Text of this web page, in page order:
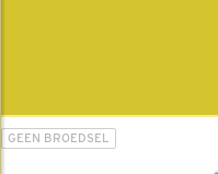
GEEN BROEDSEL